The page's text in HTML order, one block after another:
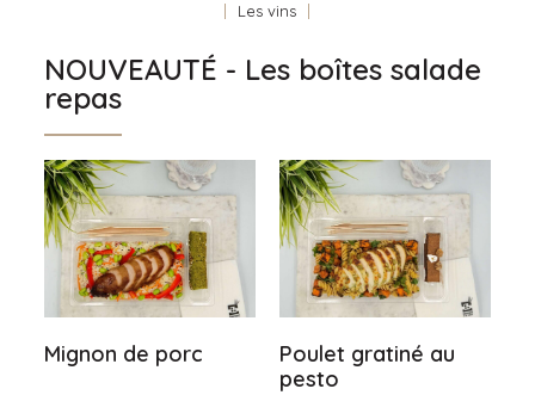
Les vins
NOUVEAUTÉ - Les boîtes salade
repas
Mignon de porc
Poulet gratiné au
pesto